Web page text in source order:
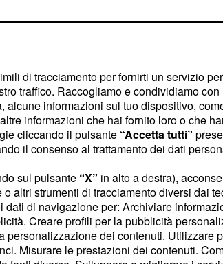
una
deciderà di
il peggio.
, affranto per la
scoprirà che
scuola per sostituirla.
di tracciamento per fornirti un servizio
traffico. Raccogliamo e condividiamo con
informazioni sul tuo dispositivo,
informazioni che hai fornito loro o che
cliccando il pulsante “Accetta tutti”
il consenso al trattamento dei dati
sul pulsante “X” in alto a destra),
altri strumenti di tracciamento diversi dai
dati di navigazione per: Archiviare
Creare profili per la pubblicità
personalizzazione dei contenuti. Utilizzare
Misurare le prestazioni dei contenuti.